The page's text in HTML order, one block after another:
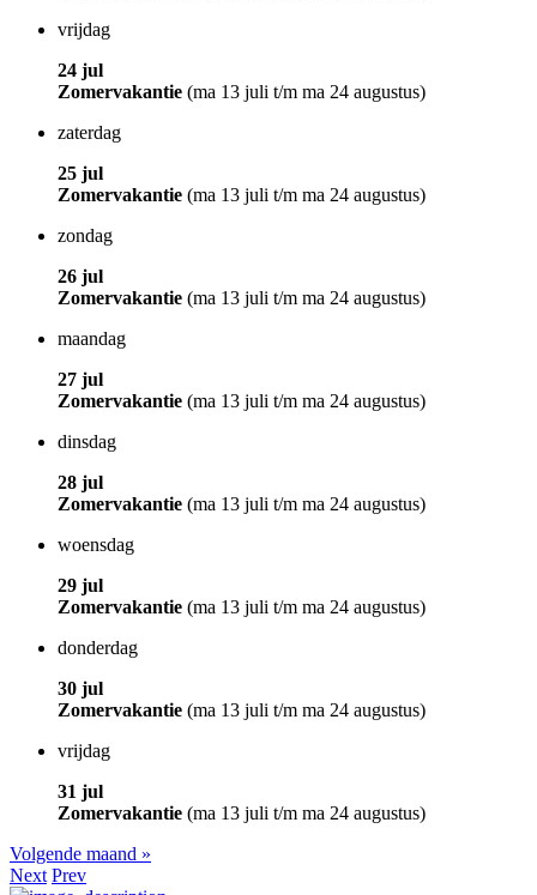
vrijdag
24 jul
Zomervakantie (ma 13 juli t/m ma 24 augustus)
zaterdag
25 jul
Zomervakantie (ma 13 juli t/m ma 24 augustus)
zondag
26 jul
Zomervakantie (ma 13 juli t/m ma 24 augustus)
maandag
27 jul
Zomervakantie (ma 13 juli t/m ma 24 augustus)
dinsdag
28 jul
Zomervakantie (ma 13 juli t/m ma 24 augustus)
woensdag
29 jul
Zomervakantie (ma 13 juli t/m ma 24 augustus)
donderdag
30 jul
Zomervakantie (ma 13 juli t/m ma 24 augustus)
vrijdag
31 jul
Zomervakantie (ma 13 juli t/m ma 24 augustus)
Volgende maand »
Next Prev